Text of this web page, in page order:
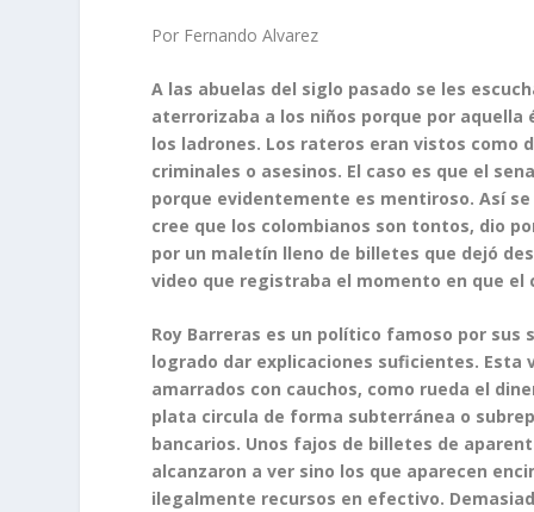
Por Fernando Alvarez
A las abuelas del siglo pasado se les
aterrorizaba a los niños porque por
los ladrones. Los rateros eran vistos como
criminales o asesinos. El caso es que el
porque evidentemente es mentiroso. Así
cree que los colombianos son tontos, dio
por un maletín lleno de billetes que dejó
video que registraba el momento en que
Roy Barreras es un político famoso por sus
logrado dar explicaciones suficientes. Esta
amarrados con cauchos, como rueda el
plata circula de forma subterránea o
bancarios. Unos fajos de billetes de
alcanzaron a ver sino los que aparecen
ilegalmente recursos en efectivo.